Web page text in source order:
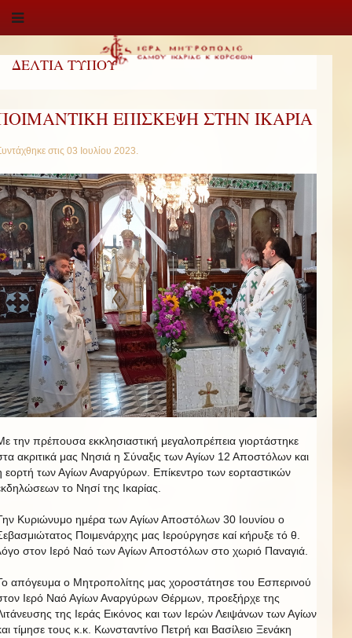
ΔΕΛΤΙΑ ΤΥΠΟΥ
ΕΠΙΣΚΕΨΗ ΣΤΗΝ ΙΚΑΡΙΑ
στις 03 Ιουλίου 2023.
την πρέπουσα εκκλησιαστική μεγαλοπρέπεια γιορτάστηκε
ακριτικά μας Νησιά η Σύναξις των Αγίων 12 Αποστόλων και
εορτή των Αγίων Αναργύρων. Επίκεντρο των εορταστικών
το Νησί της Ικαρίας.
Κυριώνυμο ημέρα των Αγίων Αποστόλων 30 Ιουνίου ο
Ποιμενάρχης μας Ιερούργησε καί κήρυξε τό θ.
στον Ιερό Ναό των Αγίων Αποστόλων στο χωριό Παναγιά.
απόγευμα ο Μητροπολίτης μας χοροστάτησε του Εσπερινού
Ιερό Ναό Αγίων Αναργύρων Θέρμων, προεξήρχε της
της Ιεράς Εικόνος και των Ιερών Λειψάνων των Αγίων
τίμησε τους κ.κ. Κωνσταντίνο Πετρή και Βασίλειο Ξενάκη